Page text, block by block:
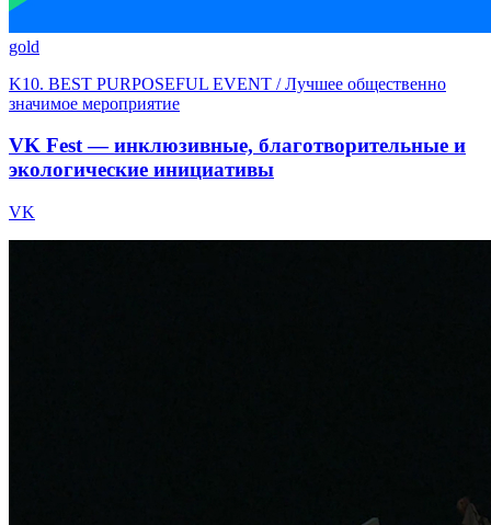
gold
K10. BEST PURPOSEFUL EVENT / Лучшее общественно
значимое мероприятие
VK Fest — инклюзивные, благотворительные и
экологические инициативы
VK